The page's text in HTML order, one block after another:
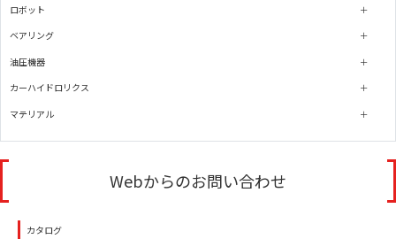
ロボット
ベアリング
油圧機器
カーハイドロリクス
マテリアル
Webからのお問い合わせ
カタログ